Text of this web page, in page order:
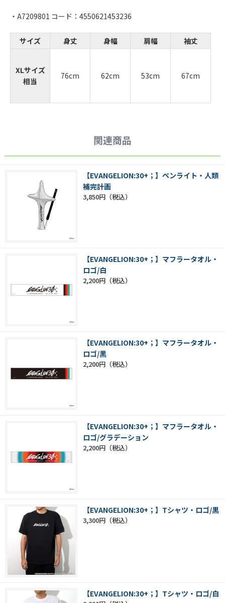
・A7209801 コード：4550621453236
サイズ 身丈 身幅 肩幅 袖丈
XLサイズ
相当
76cm 62cm 53cm 67cm
関連商品
【EVANGELION:30+；】ペンライト・人類
補完計画
3,850円
【EVANGELION:30+；】マフラータオル・
ロゴ/白
2,200円
【EVANGELION:30+；】マフラータオル・
ロゴ/黒
2,200円
【EVANGELION:30+；】マフラータオル・
ロゴ/グラデーション
2,200円
【EVANGELION:30+；】Tシャツ・ロゴ/黒
3,300円
【EVANGELION:30+；】Tシャツ・ロゴ/白